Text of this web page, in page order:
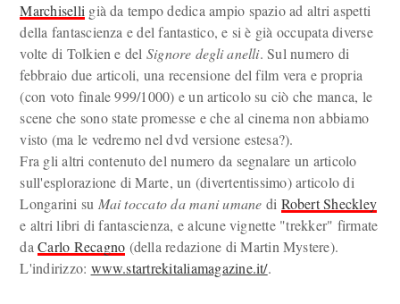
Marchiselli già da tempo dedica ampio spazio ad altri aspetti
della fantascienza e del fantastico, e si è già occupata diverse
volte di Tolkien e del Signore degli anelli. Sul numero di
febbraio due articoli, una recensione del film vera e propria
(con voto finale 999/1000) e un articolo su ciò che manca, le
scene che sono state promesse e che al cinema non abbiamo
visto (ma le vedremo nel dvd versione estesa?).
Fra gli altri contenuto del numero da segnalare un articolo
sull'esplorazione di Marte, un (divertentissimo) articolo di
Longarini su Mai toccato da mani umane di Robert Sheckley
e altri libri di fantascienza, e alcune vignette "trekker" firmate
daCarlo Recagno (della redazione di Martin Mystere).
L'indirizzo: www.startrekitaliamagazine.it/.